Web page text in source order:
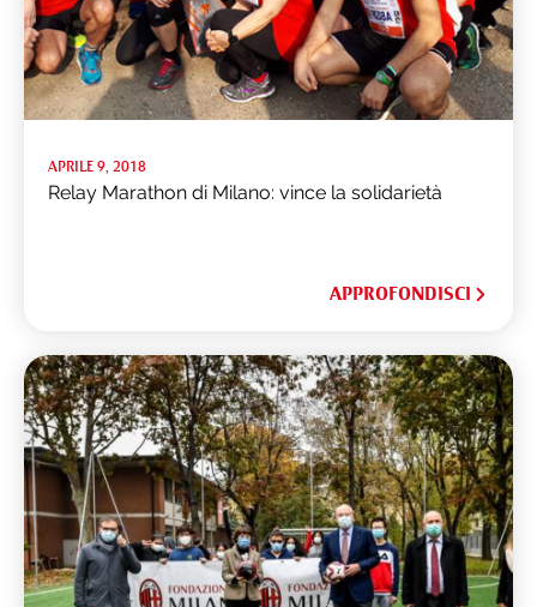
APRILE 9, 2018
Relay Marathon di Milano: vince la solidarietà
APPROFONDISCI